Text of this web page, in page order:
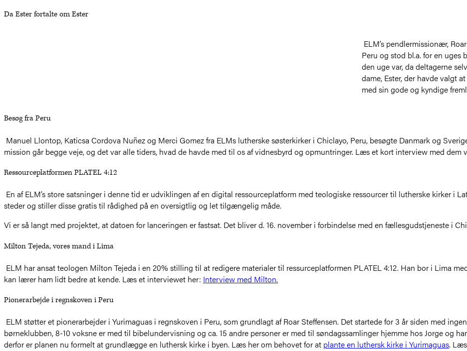
Da Ester fortalte om Ester
ELM’s pendlermissionær,
Peru og stod bl.a. for en uges
den uge var, da deltagerne
dame, Ester, der havde valgt
med sin gode og kyndige
Besøg fra Peru
Manuel Llontop, Katicsa Cordova Nuñez og Merci Gomez fra ELMs lutherske søsterkirker i Chiclayo, Peru, besøgte Danmark og
mission går begge veje, og det var alle tiders, hvad de havde med til os af vidnesbyrd og opmuntringer. Læs et kort interview med dem
Ressourceplatformen PLATEL 4:12
En af ELM’s store satsninger i denne tid er udviklingen af en digital ressourceplatform med teologiske ressourcer til lutherske kirker i
steder og stiller disse gratis til rådighed på en oversigtlig og let tilgængelig måde.
Vi er så langt med projektet, at datoen for lanceringen er fastsat. Det bliver d. 16. november i forbindelse med en fællesgudstjeneste i
Milton Tejeda, vores mand i Lima
ELM har ansat teologen Milton Tejeda i en 20% stilling til at redigere materialer til ressurceplatformen PLATEL 4:12. Han bor i Lima
kan lærer ham lidt bedre at kende. Læs et interviewet her: Interview med Milton.
Pionerarbejde i regnskoven i Peru
ELM støtter et pionerarbejder i Yurimaguas i regnskoven i Peru, som grundlagt af Roar Steffensen. Det startede for 3 år siden med
børneklubben, 8-10 voksne er med til bibelundervisning og ca. 15 andre personer er med til søndagssamlinger hjemme hos Jorge og
derfor er planen nu formelt at grundlægge en luthersk kirke i byen. Læs her om behovet for at plante en luthersk kirke i Yurimaguas.